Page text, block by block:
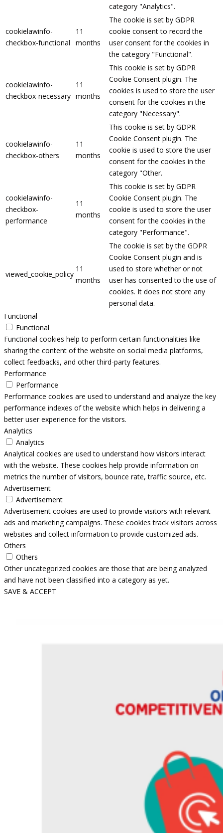
category "Analytics".
cookielawinfo-
checkbox-functional
11
months
The cookie is set by GDPR
cookie consent to record the
user consent for the cookies in
the category "Functional".
cookielawinfo-
checkbox-necessary
11
months
This cookie is set by GDPR
Cookie Consent plugin. The
cookies is used to store the user
consent for the cookies in the
category "Necessary".
cookielawinfo-
checkbox-others
11
months
This cookie is set by GDPR
Cookie Consent plugin. The
cookie is used to store the user
consent for the cookies in the
category "Other.
cookielawinfo-
checkbox-
performance
11
months
This cookie is set by GDPR
Cookie Consent plugin. The
cookie is used to store the user
consent for the cookies in the
category "Performance".
viewed_cookie_policy
11
months
The cookie is set by the GDPR
Cookie Consent plugin and is
used to store whether or not
user has consented to the use of
cookies. It does not store any
personal data.
Functional
Functional
Functional cookies help to perform certain functionalities like
sharing the content of the website on social media platforms,
collect feedbacks, and other third-party features.
Performance
Performance
Performance cookies are used to understand and analyze the key
performance indexes of the website which helps in delivering a
better user experience for the visitors.
Analytics
Analytics
Analytical cookies are used to understand how visitors interact
with the website. These cookies help provide information on
metrics the number of visitors, bounce rate, traffic source, etc.
Advertisement
Advertisement
Advertisement cookies are used to provide visitors with relevant
ads and marketing campaigns. These cookies track visitors across
websites and collect information to provide customized ads.
Others
Others
Other uncategorized cookies are those that are being analyzed
and have not been classified into a category as yet.
SAVE & ACCEPT